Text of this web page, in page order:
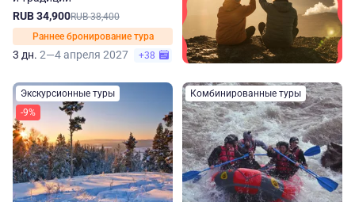
RUB 34,900RUB 38,400
Раннее бронирование тура
3 дн. 2—4 апреля 2027 +38
Экскурсионные туры
-9%
Комбинированные туры